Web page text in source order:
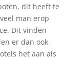
dit heeft te
man erop
Dit vinden
er dan ook
het aan als